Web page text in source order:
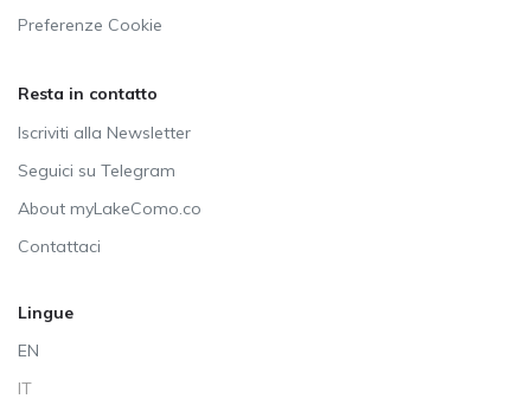
Preferenze Cookie
Resta in contatto
Iscriviti alla Newsletter
Seguici su Telegram
About myLakeComo.co
Contattaci
Lingue
EN
IT